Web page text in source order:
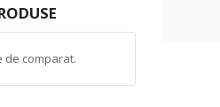
de comparat.